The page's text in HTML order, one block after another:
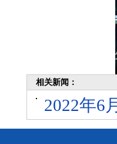
相关新闻：
2022年6